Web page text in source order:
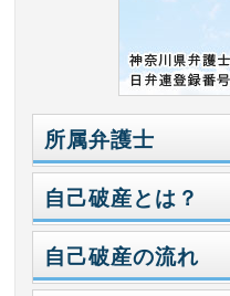
所属弁護士
自己破産とは？
自己破産の流れ